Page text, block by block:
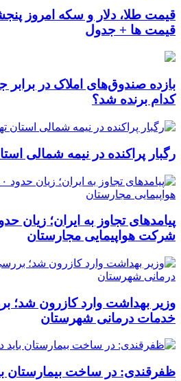
قیمت ها + جدول
بازده صندوق‌های املاک در
کدام برنده شد؟
رگبار پراکنده در نیمه شمالی
شرکت هواپیمایی مجارستان
وزیر بهداشت وارد کازرون شد؛
خدمات درمانی شهرستان
ظفرقندی: در ساخت بیمارستان